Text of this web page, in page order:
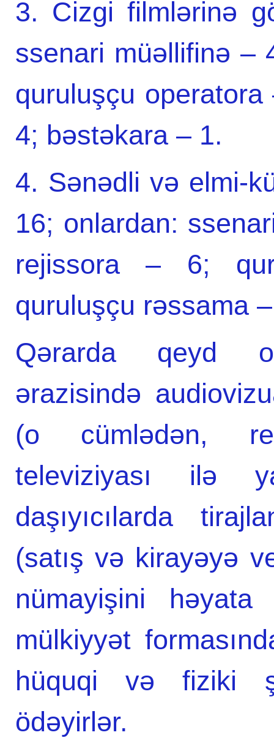
3. Cizgi filmlərinə
ssenari müəllifinə –
quruluşçu
4; bəstəkara – 1.
4. Sənədli və elmi-
16; onlardan:
rejissora – 6;
quruluşçu rəssamа
Qərarda qeyd
ərazisində
(o cümlədən,
televiziyası ilə
daşıyıcılarda
(satış və kirayəyə
nümayişini
mülkiyyət
hüquqi və fiziki
ödəyirlər.